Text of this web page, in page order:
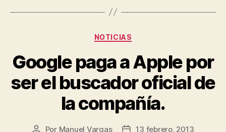
Categorías
NOTICIAS
Google paga a Apple por
ser el buscador oficial de
la compañía.
Autor
Por Manuel Vargas
Fecha13 febrero, 2013